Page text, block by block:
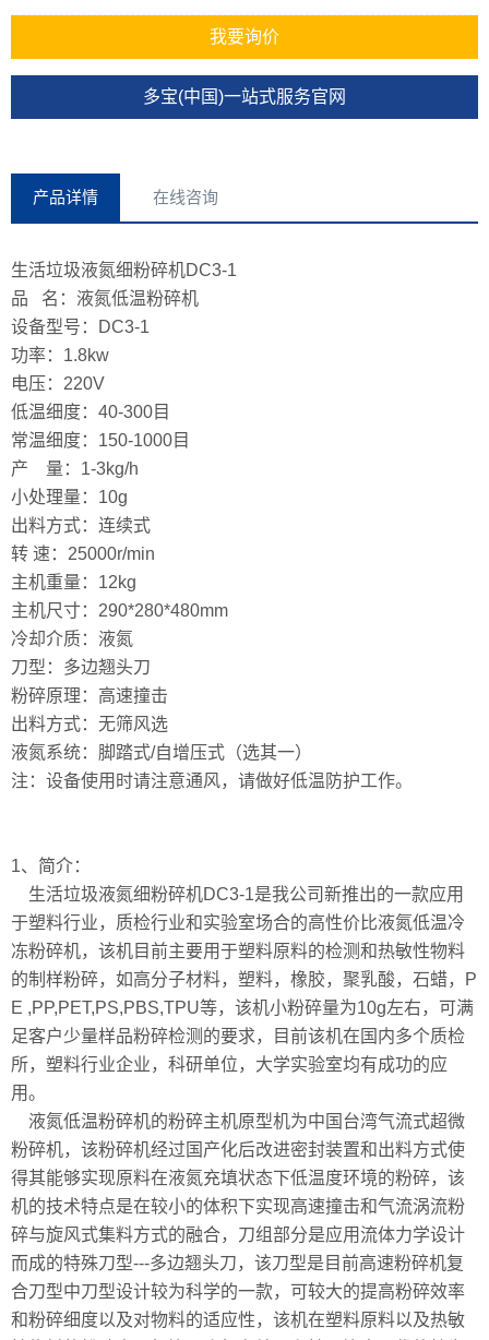
我要询价
多宝(中国)一站式服务官网
产品详情 在线咨询
生活垃圾液氮细粉碎机DC3-1
品 名：液氮低温粉碎机
设备型号：DC3-1
功率：1.8kw
电压：220V
低温细度：40-300目
常温细度：150-1000目
产 量：1-3kg/h
小处理量：10g
出料方式：连续式
转 速：25000r/min
主机重量：12kg
主机尺寸：290*280*480mm
冷却介质：液氮
刀型：多边翘头刀
粉碎原理：高速撞击
出料方式：无筛风选
液氮系统：脚踏式/自增压式（选其一）
注：设备使用时请注意通风，请做好低温防护工作。
1、简介：
生活垃圾液氮细粉碎机DC3-1是我公司新推出的一款应用
于塑料行业，质检行业和实验室场合的高性价比液氮低温冷
冻粉碎机，该机目前主要用于塑料原料的检测和热敏性物料
的制样粉碎，如高分子材料，塑料，橡胶，聚乳酸，石蜡，P
E ,PP,PET,PS,PBS,TPU等，该机小粉碎量为10g左右，可满
足客户少量样品粉碎检测的要求，目前该机在国内多个质检
所，塑料行业企业，科研单位，大学实验室均有成功的应
用。
液氮低温粉碎机的粉碎主机原型机为中国台湾气流式超微
粉碎机，该粉碎机经过国产化后改进密封装置和出料方式使
得其能够实现原料在液氮充填状态下低温度环境的粉碎，该
机的技术特点是在较小的体积下实现高速撞击和气流涡流粉
碎与旋风式集料方式的融合，刀组部分是应用流体力学设计
而成的特殊刀型---多边翘头刀，该刀型是目前高速粉碎机复
合刀型中刀型设计较为科学的一款，可较大的提高粉碎效率
和粉碎细度以及对物料的适应性，该机在塑料原料以及热敏